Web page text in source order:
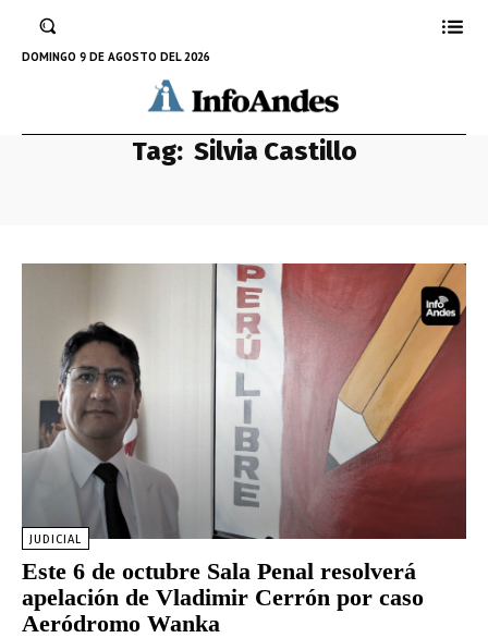
DOMINGO 9 DE AGOSTO DEL 2026
Tag: Silvia Castillo
JUDICIAL
Este 6 de octubre Sala Penal resolverá
apelación de Vladimir Cerrón por caso
Aeródromo Wanka